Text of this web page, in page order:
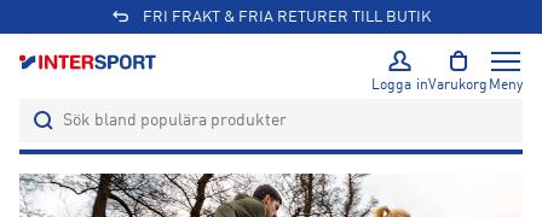
FRI FRAKT & FRIA RETURER TILL BUTIK
Logga inVarukorg Meny